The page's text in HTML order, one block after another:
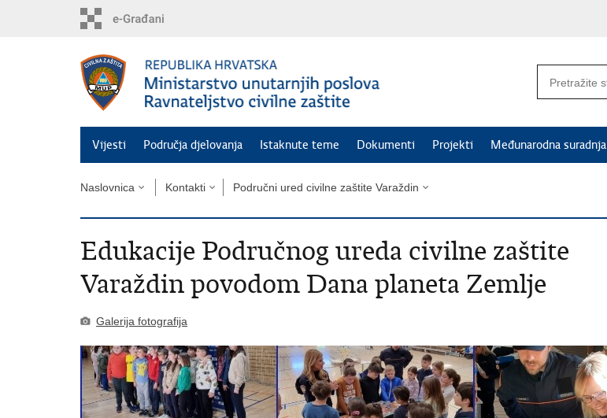
Vijesti Područja djelovanja Istaknute teme Dokumenti Projekti Međunarodna suradnja
Naslovnica Kontakti Područni ured civilne zaštite Varaždin
Edukacije Područnog ureda civilne zaštite
Varaždin povodom Dana planeta Zemlje
Galerija fotografija